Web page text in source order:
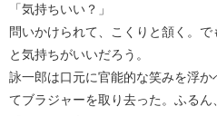
「気持ちいい？」
問いかけられて、こくりと頷く。
と気持ちがいいだろう。
詠一郎は口元に官能的な笑みを浮
てブラジャーを取り去った。ふるん